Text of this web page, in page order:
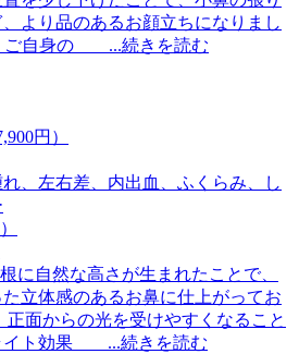
より品のあるお顔立ちになりまし
ご自身の ...続きを読む
円）
、左右差、内出血、ふくらみ、し
に自然な高さが生まれたことで、
立体感のあるお鼻に仕上がってお
正面からの光を受けやすくなること
イト効果 ...続きを読む